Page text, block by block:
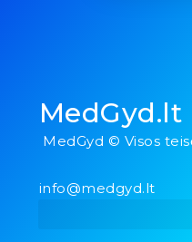
MedGyd.lt
MedGyd © Visos
info@medgyd.lt